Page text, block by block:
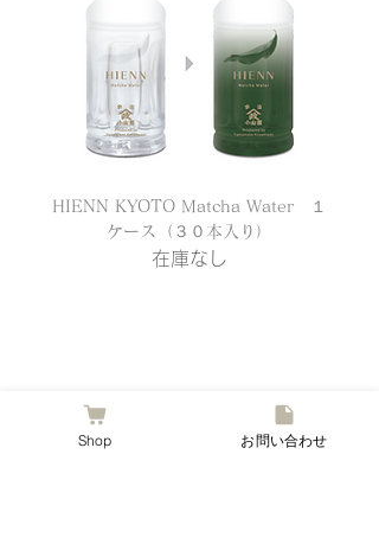
HIENN KYOTO Matcha Water １
ケース（３０本入り）
在庫なし
Shop お問い合わせ